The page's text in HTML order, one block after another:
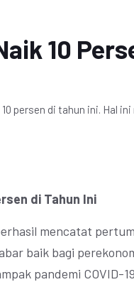
10
persen di tahun ini. Hal
di Tahun Ini
mencatat
baik bagi
pandemi COVID-